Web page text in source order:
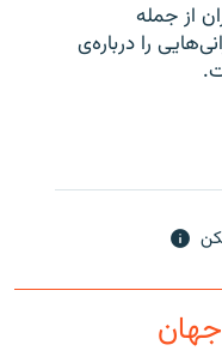
از جمله
را درباره‌ی